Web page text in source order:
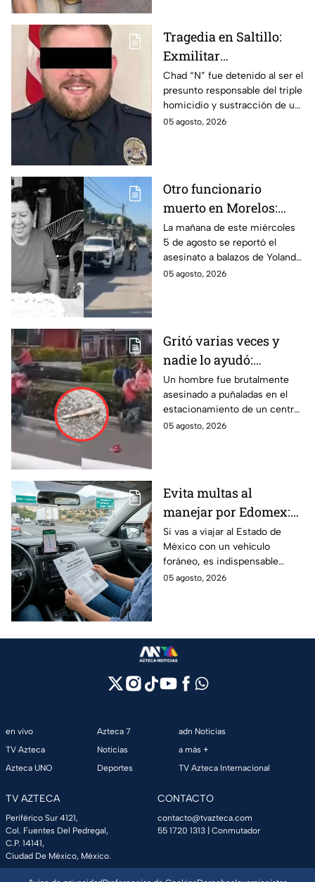
Tragedia en Saltillo:
Exmilitar
estadounidense balea a
su exfamilia en
boutique, hay tres
muertos
Chad “N” fue detenido al ser el
presunto responsable del triple
homicidio y sustracción de un
menor en Saltillos, ¿por qué
05 agosto, 2026
Otro funcionario
muerto en Morelos:
Asesinan a balazos a
Yolanda Millán,
ayudante municipal en
Emiliano Zapata
La mañana de este miércoles
5 de agosto se reportó el
asesinato a balazos de Yolanda
Millán, ayudante municipal en
05 agosto, 2026
Gritó varias veces y
nadie lo ayudó:
Asesinan a puñaladas
a un hombre en
estacionamiento de
centro comercial en
Un hombre fue brutalmente
asesinado a puñaladas en el
estacionamiento de un centro
comercial de Nicolás Romero,
05 agosto, 2026
Evita multas al
manejar por Edomex:
Pasos para tramitar el
‘Pase Turístico’ para
autos foráneos;
requisitos y todo lo que
Si vas a viajar al Estado de
México con un vehículo
foráneo, es indispensable
tramitar el Pase Turístico para
05 agosto, 2026
en vivo
TV Azteca
Azteca UNO
Azteca 7
Noticias
Deportes
adn Noticias
a más +
TV Azteca Internacional
TV AZTECA
Periférico Sur 4121,
Col. Fuentes Del Pedregal,
C.P. 14141,
Ciudad De México, México.
CONTACTO
contacto@tvazteca.com
55 1720 1313 | Conmutador